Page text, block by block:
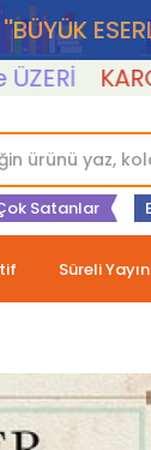
''BÜYÜK
KARGO
Satanlar
Süreli